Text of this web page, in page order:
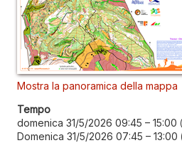
Mostra la panoramica della mappa
Tempo
domenica 31/5/2026 09:45 – 15:00
Domenica 31/5/2026 07:45 – 13:00